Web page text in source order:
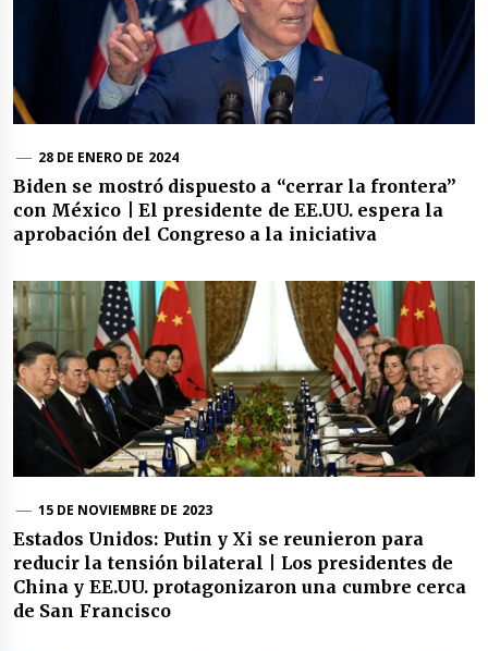
28 DE ENERO DE 2024
Biden se mostró dispuesto a “cerrar la frontera”
con México | El presidente de EE.UU. espera la
aprobación del Congreso a la iniciativa
15 DE NOVIEMBRE DE 2023
Estados Unidos: Putin y Xi se reunieron para
reducir la tensión bilateral | Los presidentes de
China y EE.UU. protagonizaron una cumbre cerca
de San Francisco